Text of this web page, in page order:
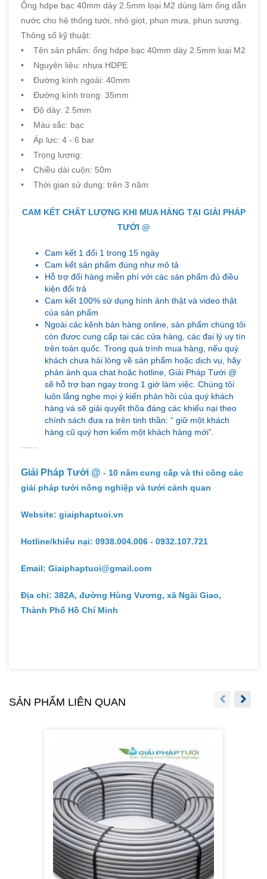
Ống hdpe bạc 40mm dày 2.5mm loại M2 dùng làm ống dẫn
nước cho hệ thống tưới, nhỏ giọt, phun mưa, phun sương.
Thông số kỹ thuật:
• Tên sản phẩm: ống hdpe bạc 40mm dày 2.5mm loại M2
• Nguyên liệu: nhựa HDPE
• Đường kính ngoài: 40mm
• Đường kính trong: 35mm
• Độ dày: 2.5mm
• Màu sắc: bạc
• Áp lực: 4 - 6 bar
• Trọng lượng:
• Chiều dài cuộn: 50m
• Thời gian sử dụng: trên 3 năm
CAM KẾT CHẤT LƯỢNG KHI MUA HÀNG TẠI GIẢI PHÁP
TƯỚI @
Cam kết 1 đổi 1 trong 15 ngày
Cam kết sản phẩm đúng như mô tả
Hỗ trợ đổi hàng miễn phí với các sản phẩm đủ điều
kiện đổi trả
Cam kết 100% sử dụng hình ảnh thật và video thật
của sản phẩm
Ngoài các kênh bán hàng online, sản phẩm chúng tôi
còn được cung cấp tại các cửa hàng, các đại lý uy tín
trên toàn quốc. Trong quá trình mua hàng, nếu quý
khách chưa hài lòng về sản phẩm hoặc dịch vụ, hãy
phản ánh qua chat hoặc hotline, Giải Pháp Tưới @
sẽ hỗ trợ bạn ngay trong 1 giờ làm việc. Chúng tôi
luôn lắng nghe mọi ý kiến phản hồi của quý khách
hàng và sẽ giải quyết thõa đáng các khiếu nại theo
chính sách đưa ra trên tinh thần: “ giữ một khách
hàng cũ quý hơn kiếm một khách hàng mới”.
.......
Giải Pháp Tưới @ - 10 năm cung cấp và thi công các
giải pháp tưới nông nghiệp và tưới cảnh quan
Website: giaiphaptuoi.vn
Hotline/khiếu nại: 0938.004.006 - 0932.107.721
Email: Giaiphaptuoi@gmail.com
Địa chỉ: 382A, đường Hùng Vương, xã Ngãi Giao,
Thành Phố Hồ Chí Minh
SẢN PHẨM LIÊN QUAN